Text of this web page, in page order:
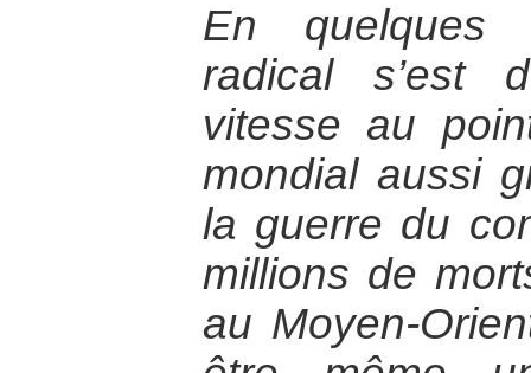
En quelques
radical s’est
vitesse au
mondial aussi
la guerre du
millions de
au Moyen-